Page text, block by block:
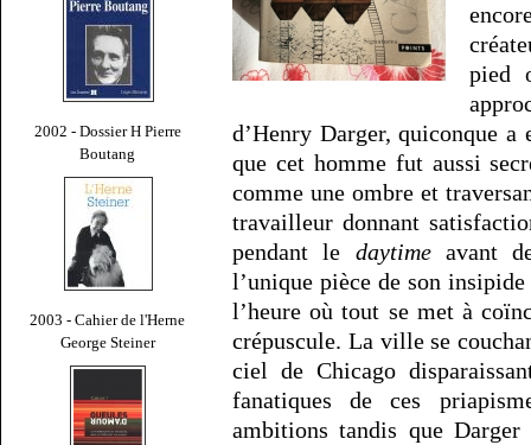
2002 - Dossier H Pierre
Boutang
2003 - Cahier de l'Herne
George Steiner
pied
d’Henry Darger, quiconque
que cet homme fut aussi
comme une ombre et
travailleur donnant
pendant le daytimeavant
l’unique pièce de son
l’heure où tout se met à
crépuscule. La ville se
ciel de Chicago
fanatiques de ces
ambitions tandis que